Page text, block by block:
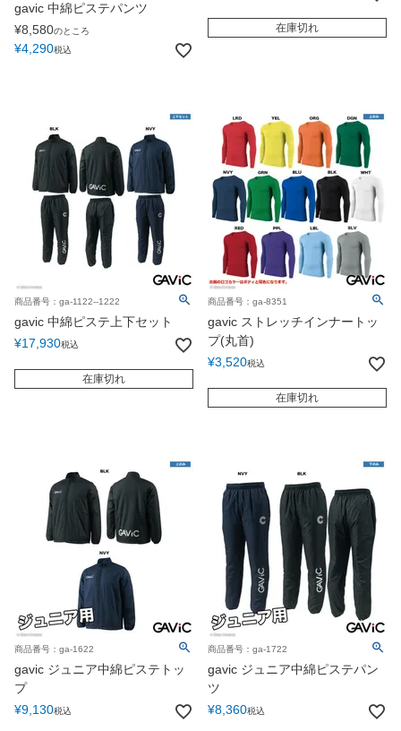
gavic 中綿ピステパンツ
¥8,580のところ
¥4,290税込
在庫切れ
商品番号：ga-1122--1222
gavic 中綿ピステ上下セット
¥17,930税込
在庫切れ
商品番号：ga-8351
gavic ストレッチインナートッ
プ(丸首)
¥3,520税込
在庫切れ
商品番号：ga-1622
gavic ジュニア中綿ピステトッ
プ
¥9,130税込
商品番号：ga-1722
gavic ジュニア中綿ピステパン
ツ
¥8,360税込